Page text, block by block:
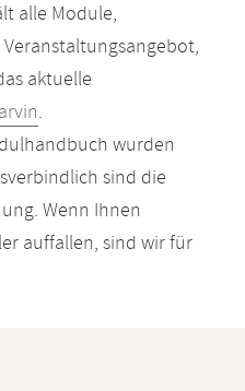
alle Module,
aktuelle
.
wurden
sind die
Wenn Ihnen
auffallen, sind wir für